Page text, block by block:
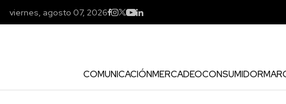
viernes, agosto 07, 2026
COMUNICACIÓNMERCADEOCONSUMIDOR